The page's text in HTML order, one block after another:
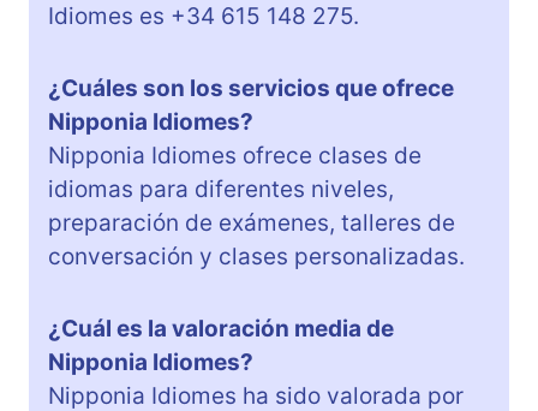
Idiomes es +34 615 148 275.
¿Cuáles son los servicios que ofrece
Nipponia Idiomes?
Nipponia Idiomes ofrece clases de
idiomas para diferentes niveles,
preparación de exámenes, talleres de
conversación y clases personalizadas.
¿Cuál es la valoración media de
Nipponia Idiomes?
Nipponia Idiomes ha sido valorada por